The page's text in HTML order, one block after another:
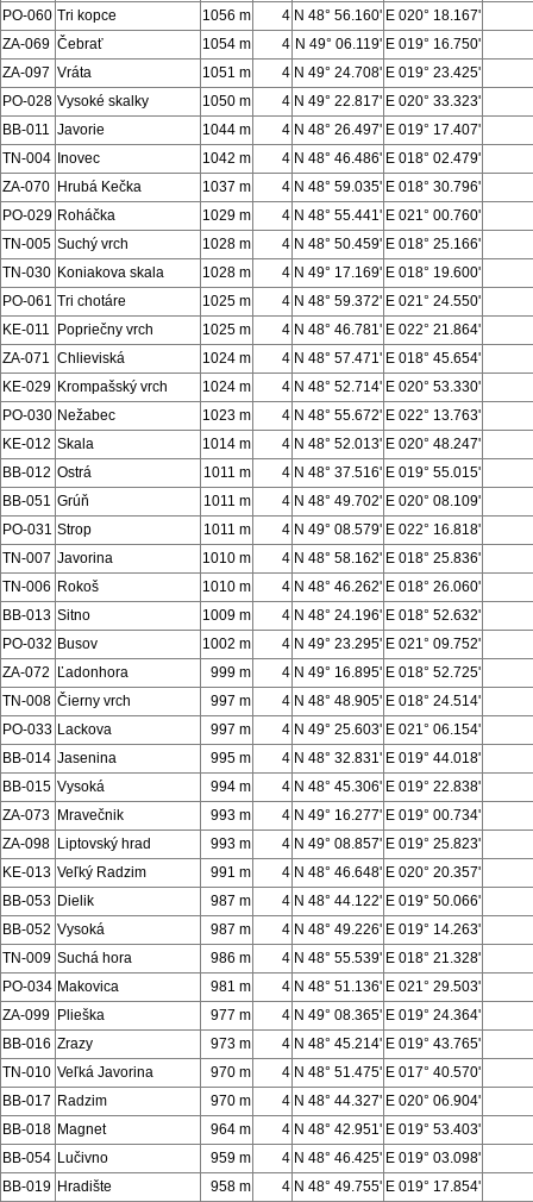
PO-060 Tri kopce 1056 m 4 N 48° 56.160' E 020° 18.167'
ZA-069 Čebrať 1054 m 4 N 49° 06.119' E 019° 16.750'
ZA-097 Vráta 1051 m 4 N 49° 24.708' E 019° 23.425'
PO-028 Vysoké skalky 1050 m 4 N 49° 22.817' E 020° 33.323'
BB-011 Javorie 1044 m 4 N 48° 26.497' E 019° 17.407'
TN-004 Inovec 1042 m 4 N 48° 46.486' E 018° 02.479'
ZA-070 Hrubá Kečka 1037 m 4 N 48° 59.035' E 018° 30.796'
PO-029 Roháčka 1029 m 4 N 48° 55.441' E 021° 00.760'
TN-005 Suchý vrch 1028 m 4 N 48° 50.459' E 018° 25.166'
TN-030 Koniakova skala 1028 m 4 N 49° 17.169' E 018° 19.600'
PO-061 Tri chotáre 1025 m 4 N 48° 59.372' E 021° 24.550'
KE-011
Popriečny vrch 1025 m 4 N 48° 46.781' E 022° 21.864'
ZA-071 Chlieviská 1024 m 4 N 48° 57.471' E 018° 45.654'
KE-029 Krompašský vrch 1024 m 4 N 48° 52.714' E 020° 53.330'
PO-030 Nežabec 1023 m 4 N 48° 55.672' E 022° 13.763'
KE-012 Skala 1014 m 4 N 48° 52.013' E 020° 48.247'
BB-012 Ostrá 1011 m 4 N 48° 37.516' E 019° 55.015'
BB-051 Grúň 1011 m 4 N 48° 49.702' E 020° 08.109'
PO-031 Strop 1011 m 4 N 49° 08.579' E 022° 16.818'
TN-007 Javorina 1010 m 4 N 48° 58.162' E 018° 25.836'
TN-006 Rokoš 1010 m 4 N 48° 46.262' E 018° 26.060'
BB-013 Sitno 1009 m 4 N 48° 24.196' E 018° 52.632'
PO-032 Busov 1002 m 4 N 49° 23.295' E 021° 09.752'
ZA-072
Ľadonhora 999 m 4 N 49° 16.895' E 018° 52.725'
TN-008 Čierny vrch 997 m 4 N 48° 48.905' E 018° 24.514'
PO-033 Lackova 997 m 4 N 49° 25.603' E 021° 06.154'
BB-014 Jasenina 995 m 4 N 48° 32.831' E 019° 44.018'
BB-015 Vysoká 994 m 4 N 48° 45.306' E 019° 22.838'
ZA-073 Mravečnik 993 m 4 N 49° 16.277' E 019° 00.734'
ZA-098 Liptovský hrad 993 m 4 N 49° 08.857' E 019° 25.823'
KE-013 Veľký Radzim 991 m 4 N 48° 46.648' E 020° 20.357'
BB-053 Dielik 987 m 4 N 48° 44.122' E 019° 50.066'
BB-052 Vysoká 987 m 4 N 48° 49.226' E 019° 14.263'
TN-009 Suchá hora 986 m 4 N 48° 55.539' E 018° 21.328'
PO-034 Makovica 981 m 4 N 48° 51.136' E 021° 29.503'
ZA-099 Plieška 977 m 4 N 49° 08.365' E 019° 24.364'
BB-016 Zrazy 973 m 4 N 48° 45.214' E 019° 43.765'
TN-010 Veľká Javorina 970 m 4 N 48° 51.475' E 017° 40.570'
BB-017 Radzim 970 m 4 N 48° 44.327' E 020° 06.904'
BB-018 Magnet 964 m 4 N 48° 42.951' E 019° 53.403'
BB-054 Lučivno 959 m 4 N 48° 46.425' E 019° 03.098'
BB-019 Hradište 958 m 4 N 48° 49.755' E 019° 17.854'